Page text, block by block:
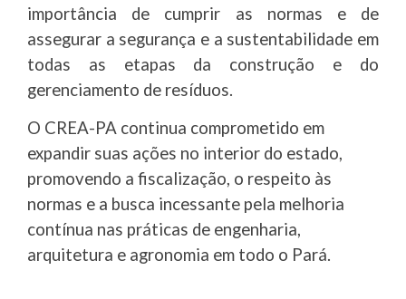
importância de cumprir as normas e de
assegurar a segurança e a sustentabilidade em
todas as etapas da construção e do
gerenciamento de resíduos.
O CREA-PA continua comprometido em
expandir suas ações no interior do estado,
promovendo a fiscalização, o respeito às
normas e a busca incessante pela melhoria
contínua nas práticas de engenharia,
arquitetura e agronomia em todo o Pará.